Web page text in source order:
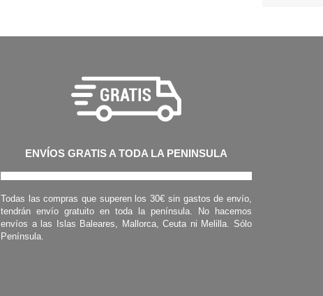
ENVÍOS GRATIS A TODA LA PENINSULA
Todas las compras que superen los 30€ sin gastos de envío,
tendrán envío gratuito en toda la península. No hacemos
envíos a las Islas Baleares, Mallorca, Ceuta ni Melilla. Sólo
Península.